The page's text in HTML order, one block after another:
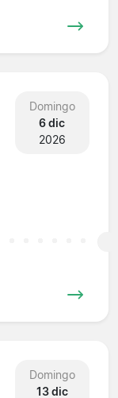
Domingo
6 dic
2026
Domingo
13 dic